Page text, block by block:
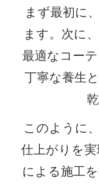
まず最初に、
ます。次に
最適なコー
丁寧な養生
このように
仕上がりを
による施工